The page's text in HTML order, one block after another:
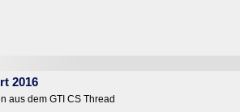
2016
aus dem GTI CS Thread